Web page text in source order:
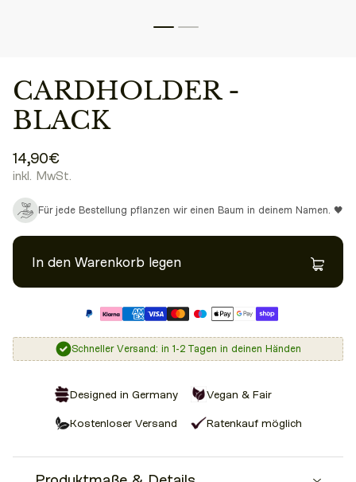
CARDHOLDER -
BLACK
14,90€
inkl. MwSt.
Für jede Bestellung pflanzen wir einen Baum in deinem Namen. 🖤
In den Warenkorb legen
Schneller Versand: in 1-2 Tagen in deinen Händen
Designed in Germany Vegan & Fair
Kostenloser Versand Ratenkauf möglich